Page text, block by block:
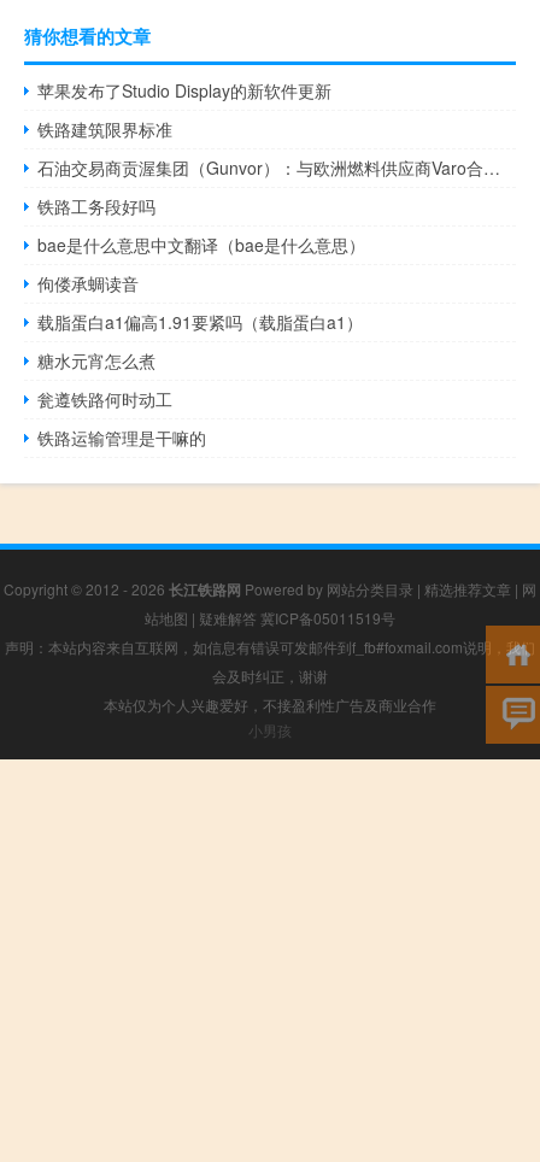
猜你想看的文章
苹果发布了Studio Display的新软件更新
铁路建筑限界标准
石油交易商贡渥集团（Gunvor）：与欧洲燃料供应商Varo合作在鹿特丹进行可持续航空燃料生产预计生产将于2026年第四季度开始
铁路工务段好吗
bae是什么意思中文翻译（bae是什么意思）
佝偻承蜩读音
载脂蛋白a1偏高1.91要紧吗（载脂蛋白a1）
糖水元宵怎么煮
瓮遵铁路何时动工
铁路运输管理是干嘛的
Copyright © 2012 - 2026 长江铁路网 Powered by 网站分类目录 | 精选推荐文章 | 网
站地图 | 疑难解答 冀ICP备05011519号
声明：本站内容来自互联网，如信息有错误可发邮件到f_fb#foxmail.com说明，我们
会及时纠正，谢谢
本站仅为个人兴趣爱好，不接盈利性广告及商业合作
小男孩